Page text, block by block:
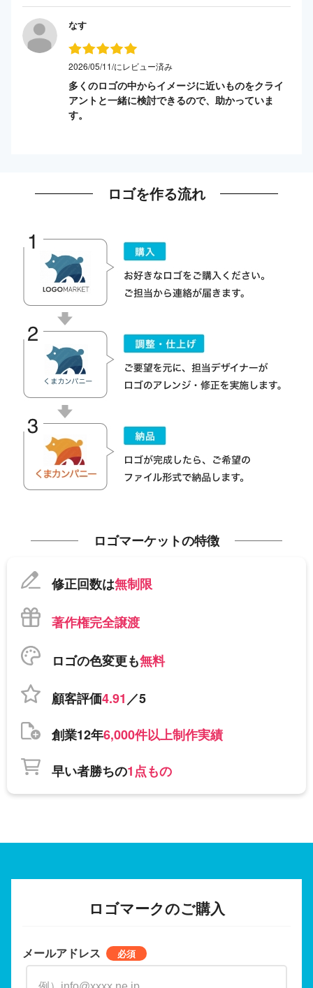
なす
2026/05/11/にレビュー済み
多くのロゴの中からイメージに近いものをクライ
アントと一緒に検討できるので、助かっていま
す。
ロゴを作る流れ
ロゴマーケットの特徴
修正回数は無制限
著作権完全譲渡
ロゴの色変更も無料
顧客評価4.91／5
創業12年6,000件以上制作実績
早い者勝ちの1点もの
ロゴマークのご購入
メールアドレス